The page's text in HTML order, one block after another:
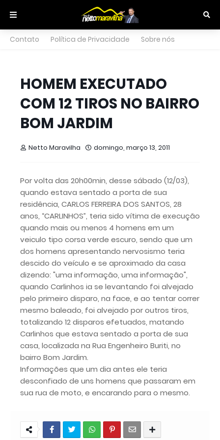
Contato Política de Privacidade Sobre nós
HOMEM EXECUTADO
COM 12 TIROS NO BAIRRO
BOM JARDIM
Netto Maravilha domingo, março 13, 2011
Por volta das 20h00min, desse sábado (12/03),
quando estava sentado a porta de sua
residência, CARLOS FERREIRA DOS SANTOS, 28
anos, “CARLINHOS”, teria sido vítima de execução
quando mais ou menos 4 homens em um
veiculo tipo corsa verde escuro, sendo que um
dos homens apresentando nervosismo teria
descido do veículo e se aproximado da casa
dizendo: "uma informação, uma informação",
quando Carlinhos ia se levantando foi alvejado
pelo primeiro disparo, na face, e ao tentar correr
mesmo baleado, foi alvejado por outros tiros,
totalizando 12 disparos efetuados, matando
Carlinhos que estava sentado a porta de sua
casa, localizada na Rua Engenheiro Buriti, no
bairro Bom Jardim.
Informações que um dia antes ele teria
desconfiado de uns homens que passaram em
sua rua de moto, e encarando para o mesmo.